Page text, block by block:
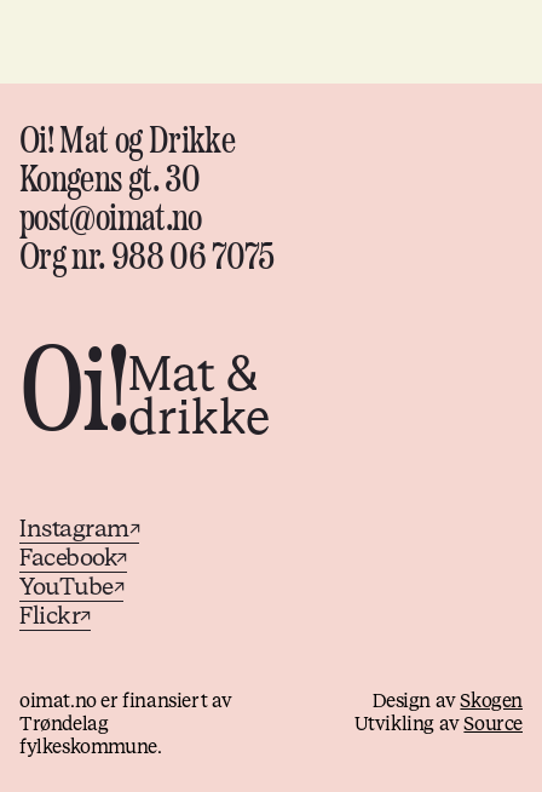
Oi! Mat og Drikke
Kongens gt. 30
post@oimat.no
Org nr. 988 06 7075
Instagram↗
Facebook↗
YouTube↗
Flickr↗
Oi!Mat &
drikke
oimat.no er finansiert av
Trøndelag
fylkeskommune.
Design avSkogen
Utvikling avSource